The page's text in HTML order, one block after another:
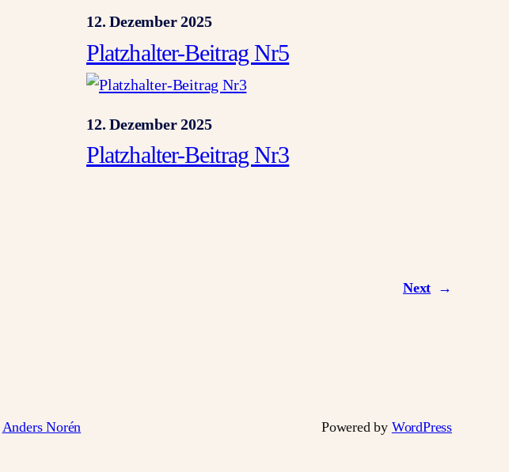
12. Dezember 2025
Platzhalter-Beitrag Nr5
12. Dezember 2025
Platzhalter-Beitrag Nr3
Next →
Anders Norén Powered by WordPress